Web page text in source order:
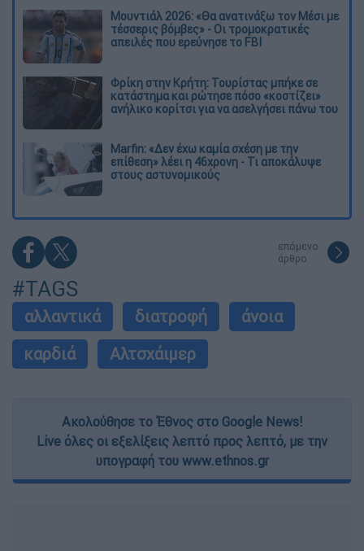
Μουντιάλ 2026: «Θα ανατινάξω τον Μέσι με
τέσσερις βόμβες» - Οι τρομοκρατικές
απειλές που ερεύνησε το FBI
Φρίκη στην Κρήτη: Τουρίστας μπήκε σε
κατάστημα και ρώτησε πόσο «κοστίζει»
ανήλικο κορίτσι για να ασελγήσει πάνω του
Marfin: «Δεν έχω καμία σχέση με την
επίθεση» λέει η 46χρονη - Τι αποκάλυψε
στους αστυνομικούς
επόμενο
άρθρο
#TAGS
αλλαντικά διατροφή
άνοια
καρδιά
Αλτσχάιμερ
Ακολούθησε το Έθνος στο Google News!
Live όλες οι εξελίξεις λεπτό προς λεπτό, με την
υπογραφή του www.ethnos.gr